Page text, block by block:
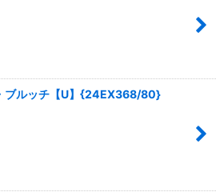
ブルッチ【U】{24EX368/80}